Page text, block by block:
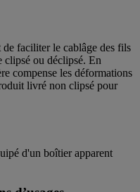
faciliter le cablâge des fils
clipsé ou déclipsé. En
compense les déformations
livré non clipsé pour
d'un boîtier apparent